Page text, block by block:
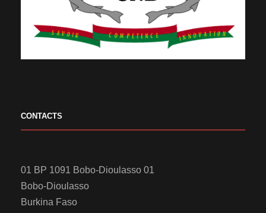
CONTACTS
01 BP 1091 Bobo-Dioulasso 01
Bobo-Dioulasso
Burkina Faso